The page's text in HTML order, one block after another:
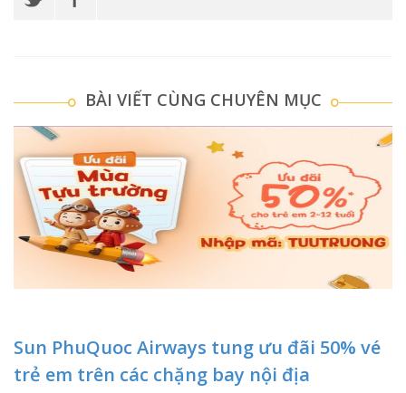
BÀI VIẾT CÙNG CHUYÊN MỤC
Sun PhuQuoc Airways tung ưu đãi 50% vé
trẻ em trên các chặng bay nội địa